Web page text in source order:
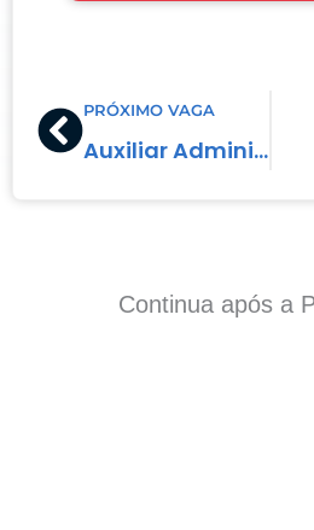
Prev
PRÓXIMO VAGA
Auxiliar Administrativo – Área Contábil
Continua após a